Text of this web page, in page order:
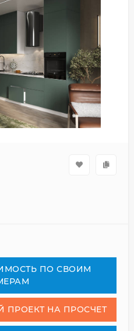
ПО СВОИМ
ПРОЕКТ НА ПРОСЧЕТ